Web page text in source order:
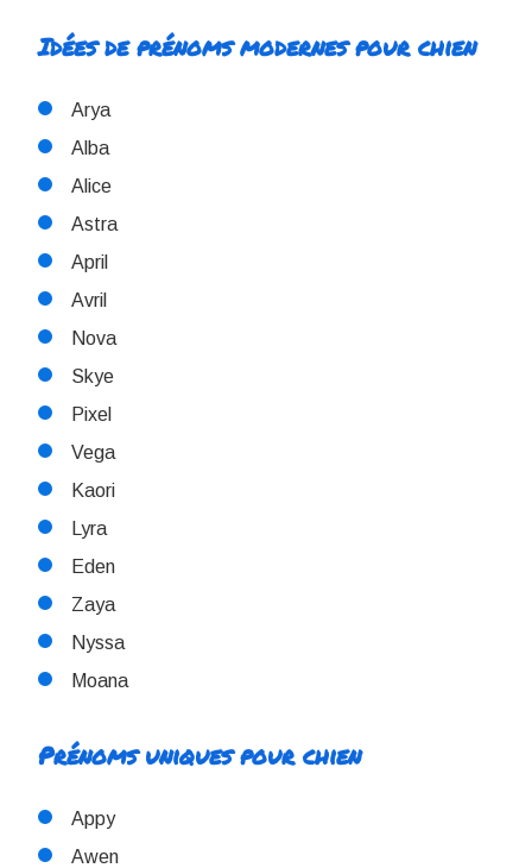
Idées de prénoms modernes pour chien
Arya
Alba
Alice
Astra
April
Avril
Nova
Skye
Pixel
Vega
Kaori
Lyra
Eden
Zaya
Nyssa
Moana
Prénoms uniques pour chien
Appy
Awen